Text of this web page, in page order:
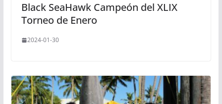
Black SeaHawk Campeón del XLIX
Torneo de Enero
2024-01-30